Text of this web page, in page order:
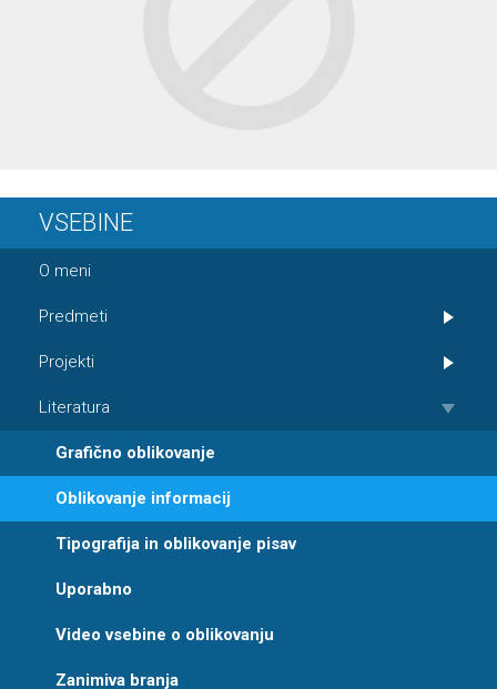
VSEBINE
O meni
Predmeti
Projekti
Literatura
Grafično oblikovanje
Oblikovanje informacij
Tipografija in oblikovanje pisav
Uporabno
Video vsebine o oblikovanju
Zanimiva branja